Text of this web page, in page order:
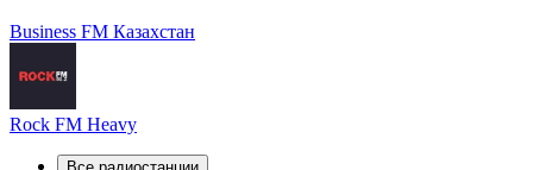
Business FM Казахстан
Rock FM Heavy